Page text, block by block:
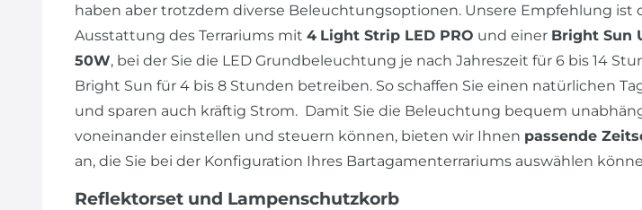
haben aber trotzdem diverse Beleuchtungsoptionen. Unsere Empfehlung ist
Ausstattung des Terrariums mit 4 Light Strip LED PRO und einer Bright Sun
50W, bei der Sie die LED Grundbeleuchtung je nach Jahreszeit für 6 bis 14
Bright Sun für 4 bis 8 Stunden betreiben. So schaffen Sie einen natürlichen
und sparen auch kräftig Strom. Damit Sie die Beleuchtung bequem
voneinander einstellen und steuern können, bieten wir Ihnen passende
an, die Sie bei der Konfiguration Ihres Bartagamenterrariums auswählen
Reflektorset und Lampenschutzkorb